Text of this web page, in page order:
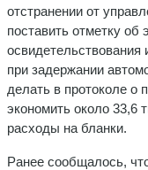
отстранении от
поставить отметку об
при задержании
делать в протоколе о
экономить около 33,6
расходы на бланки.
Ранее сообщалось,